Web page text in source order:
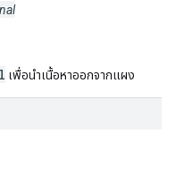
เพื่อนำเนื้อหาออกจากแผง